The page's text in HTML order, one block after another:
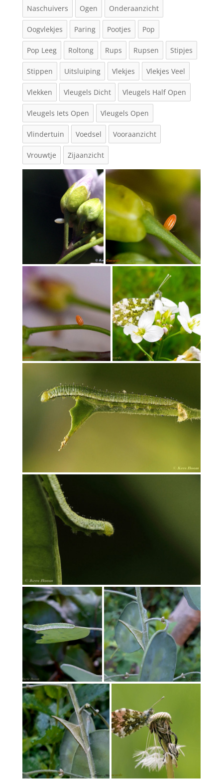
Naschuivers Ogen Onderaanzicht
Oogvlekjes Paring Pootjes Pop
Pop Leeg Roltong Rups Rupsen Stipjes
Stippen Uitsluiping Vlekjes Vlekjes Veel
Vlekken Vleugels Dicht Vleugels Half Open
Vleugels Iets Open Vleugels Open
Vlindertuin Voedsel Vooraanzicht
Vrouwtje Zijaanzicht